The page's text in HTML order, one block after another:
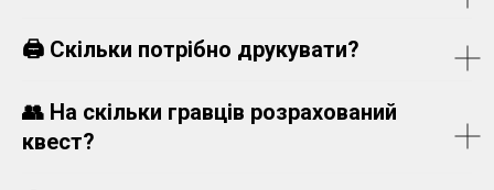
🖨️ Скільки потрібно друкувати?
👥 На скільки гравців розрахований
квест?